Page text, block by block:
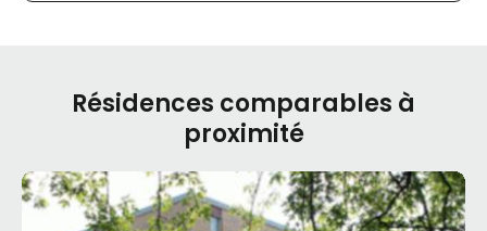
Résidences comparables à
proximité